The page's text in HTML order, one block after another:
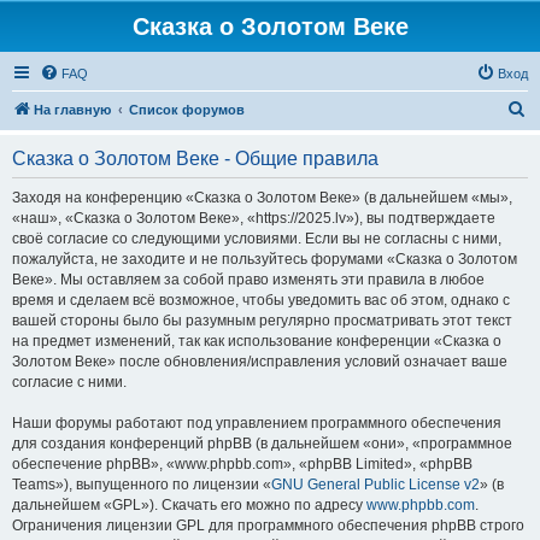
Сказка о Золотом Веке
FAQ Вход
На главную Список форумов
Сказка о Золотом Веке - Общие правила
Заходя на конференцию «Сказка о Золотом Веке» (в дальнейшем «мы»,
«наш», «Сказка о Золотом Веке», «https://2025.lv»), вы подтверждаете
своё согласие со следующими условиями. Если вы не согласны с ними,
пожалуйста, не заходите и не пользуйтесь форумами «Сказка о Золотом
Веке». Мы оставляем за собой право изменять эти правила в любое
время и сделаем всё возможное, чтобы уведомить вас об этом, однако с
вашей стороны было бы разумным регулярно просматривать этот текст
на предмет изменений, так как использование конференции «Сказка о
Золотом Веке» после обновления/исправления условий означает ваше
согласие с ними.
Наши форумы работают под управлением программного обеспечения
для создания конференций phpBB (в дальнейшем «они», «программное
обеспечение phpBB», «www.phpbb.com», «phpBB Limited», «phpBB
Teams»), выпущенного по лицензии «GNU General Public License v2» (в
дальнейшем «GPL»). Скачать его можно по адресу www.phpbb.com.
Ограничения лицензии GPL для программного обеспечения phpBB строго